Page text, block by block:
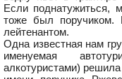
Если поднатужиться,
тоже был
лейтенантом.
Одна известная нам
именуемая
алкотуристами)